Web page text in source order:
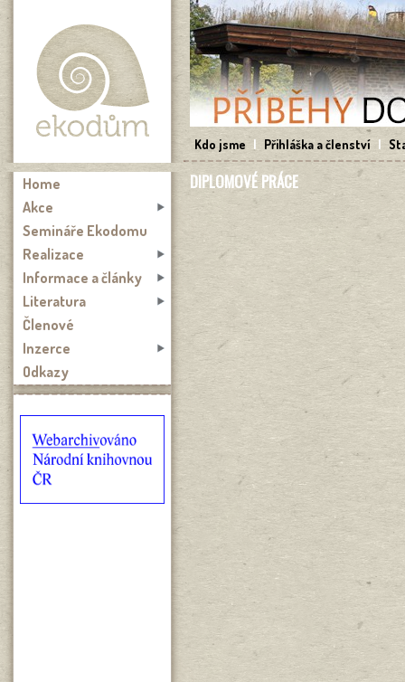
Kdo jsme | Přihláška a členství |
DIPLOMOVÉ PRÁCE
Home
Akce
Semináře Ekodomu
Realizace
Informace a články
Literatura
Členové
Inzerce
Odkazy